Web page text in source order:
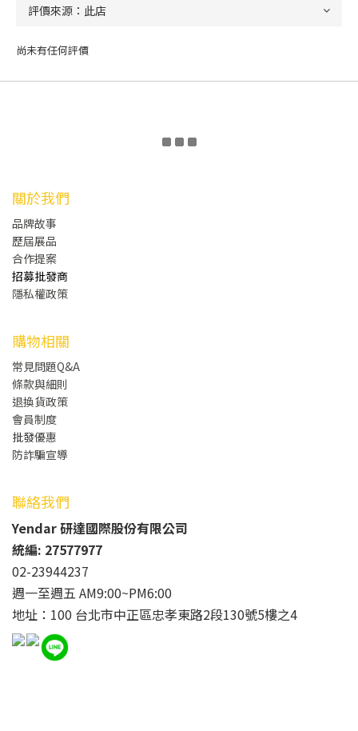
尚未有任何評價
關於我們
品牌故事
歷屆展品
合作提案
招募批發商
隱私權政策
購物相關
常見問題Q&A
條款與細則
退換貨政策
會員制度
批發優惠
防詐騙宣導
聯絡我們
Yendar 研達國際股份有限公司
統編: 27577977
02-23944237
週一至週五 AM9:00~PM6:00
地址：100 台北市中正區忠孝東路2段130號5樓之4